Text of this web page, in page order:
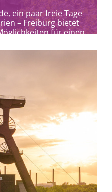
ein paar freie Tage
– Freiburg bietet
für einen